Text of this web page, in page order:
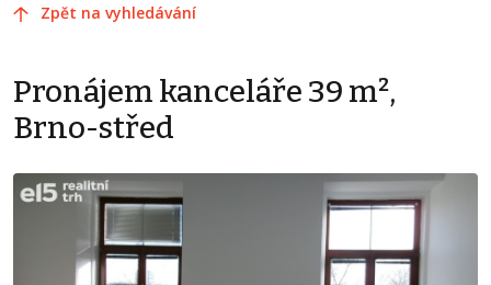
Zpět na vyhledávání
Pronájem kanceláře 39 m²,
Brno-střed